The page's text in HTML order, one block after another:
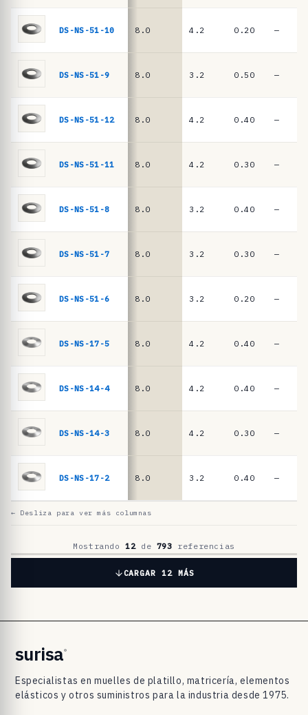
e
e
n
i
m
e
e
p
l
l
D
N
0
9
3
/
D
muelles
platillo
2093
DIN
16983
DS-NS-51-10 8.0 4.2 0.20 —
DS-NS-51-9 8.0 3.2 0.50 —
DS-NS-51-12 8.0 4.2 0.40 —
DS-NS-51-11 8.0 4.2 0.30 —
DS-NS-51-8 8.0 3.2 0.40 —
DS-NS-51-7 8.0 3.2 0.30 —
DS-NS-51-6 8.0 3.2 0.20 —
DS-NS-17-5 8.0 4.2 0.40 —
DS-NS-14-4 8.0 4.2 0.40 —
DS-NS-14-3 8.0 4.2 0.30 —
DS-NS-17-2 8.0 3.2 0.40 —
← Desliza para ver más columnas
Mostrando12de 793 referencias
CARGAR 12 MÁS
surisa®
Especialistas en muelles de platillo, matricería, elementos
elásticos y otros suministros para la industria desde 1975.